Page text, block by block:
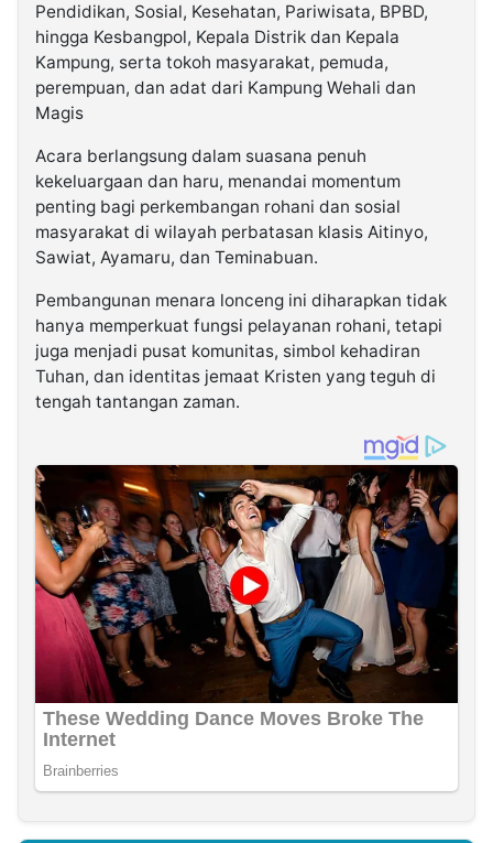
Pendidikan, Sosial, Kesehatan, Pariwisata, BPBD,
hingga Kesbangpol, Kepala Distrik dan Kepala
Kampung, serta tokoh masyarakat, pemuda,
perempuan, dan adat dari Kampung Wehali dan
Magis
Acara berlangsung dalam suasana penuh
kekeluargaan dan haru, menandai momentum
penting bagi perkembangan rohani dan sosial
masyarakat di wilayah perbatasan klasis Aitinyo,
Sawiat, Ayamaru, dan Teminabuan.
Pembangunan menara lonceng ini diharapkan tidak
hanya memperkuat fungsi pelayanan rohani, tetapi
juga menjadi pusat komunitas, simbol kehadiran
Tuhan, dan identitas jemaat Kristen yang teguh di
tengah tantangan zaman.